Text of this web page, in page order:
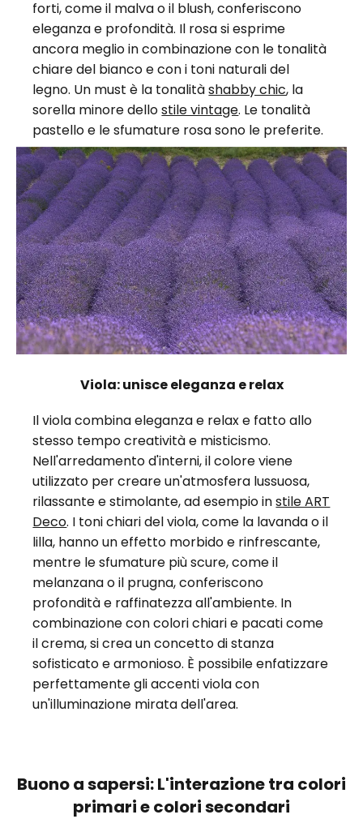
forti, come il malva o il blush, conferiscono
eleganza e profondità. Il rosa si esprime
ancora meglio in combinazione con le tonalità
chiare del bianco e con i toni naturali del
legno. Un must è la tonalitàshabby chic, la
sorella minore dellostile vintage. Le tonalità
pastello e le sfumature rosa sono le preferite.
Viola: unisce eleganza e relax
Il viola combina eleganza e relax e fatto allo
stesso tempo creatività e misticismo.
Nell'arredamento d'interni, il colore viene
utilizzato per creare un'atmosfera lussuosa,
rilassante e stimolante, ad esempio instile ART
Deco. I toni chiari del viola, come la lavanda o il
lilla, hanno un effetto morbido e rinfrescante,
mentre le sfumature più scure, come il
melanzana o il prugna, conferiscono
profondità e raffinatezza all'ambiente. In
combinazione con colori chiari e pacati come
il crema, si crea un concetto di stanza
sofisticato e armonioso. È possibile enfatizzare
perfettamente gli accenti viola con
un'illuminazione mirata dell'area.
Buono a sapersi: L'interazione tra colori
primari e colori secondari